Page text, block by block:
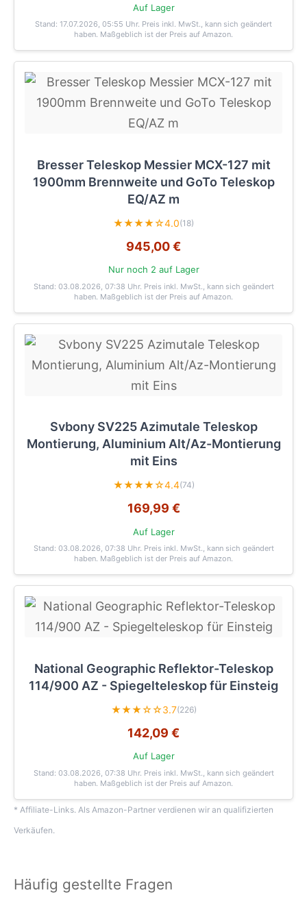
Auf Lager
Stand: 17.07.2026, 05:55 Uhr. Preis inkl. MwSt., kann sich geändert
haben. Maßgeblich ist der Preis auf Amazon.
Bresser Teleskop Messier MCX-127 mit
1900mm Brennweite und GoTo Teleskop
EQ/AZ m
★★★★☆4.0(18)
945,00 €
Nur noch 2 auf Lager
Stand: 03.08.2026, 07:38 Uhr. Preis inkl. MwSt., kann sich geändert
haben. Maßgeblich ist der Preis auf Amazon.
Svbony SV225 Azimutale Teleskop
Montierung, Aluminium Alt/Az-Montierung
mit Eins
★★★★☆4.4(74)
169,99 €
Auf Lager
Stand: 03.08.2026, 07:38 Uhr. Preis inkl. MwSt., kann sich geändert
haben. Maßgeblich ist der Preis auf Amazon.
National Geographic Reflektor-Teleskop
114/900 AZ - Spiegelteleskop für Einsteig
★★★☆☆3.7(226)
142,09 €
Auf Lager
Stand: 03.08.2026, 07:38 Uhr. Preis inkl. MwSt., kann sich geändert
haben. Maßgeblich ist der Preis auf Amazon.
* Affiliate-Links. Als Amazon-Partner verdienen wir an qualifizierten
Verkäufen.
Häufig gestellte Fragen